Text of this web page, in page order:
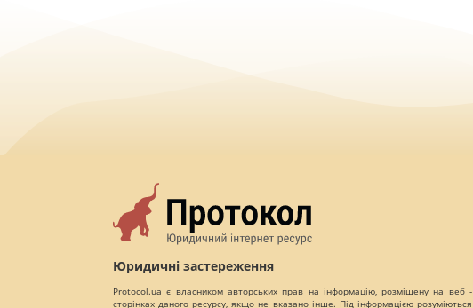
Юридичні застереження
Protocol.ua є власником авторських прав на інформацію, розміщену на веб -
сторінках даного ресурсу, якщо не вказано інше. Під інформацією розуміються